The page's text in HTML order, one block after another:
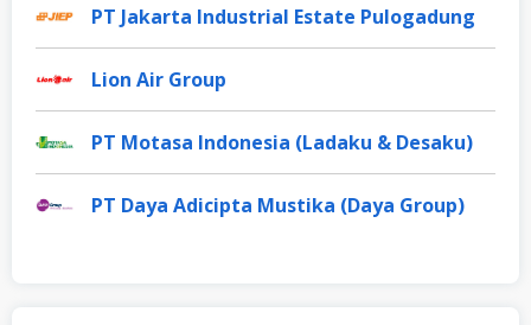
PT Jakarta Industrial Estate Pulogadung
Lion Air Group
PT Motasa Indonesia (Ladaku & Desaku)
PT Daya Adicipta Mustika (Daya Group)